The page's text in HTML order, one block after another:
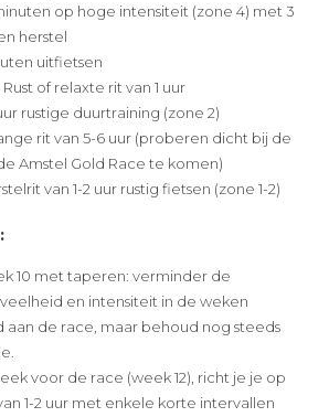
op hoge intensiteit (zone 4) met 3
herstel
uitfietsen
Rust of relaxte rit van 1 uur
rustige duurtraining (zone 2)
rit van 5-6 uur (proberen dicht bij de
Amstel Gold Race te komen)
van 1-2 uur rustig fietsen (zone 1-2)
10 met taperen: verminder de
en intensiteit in de weken
aan de race, maar behoud nog steeds
voor de race (week 12), richt je je op
1-2 uur met enkele korte intervallen